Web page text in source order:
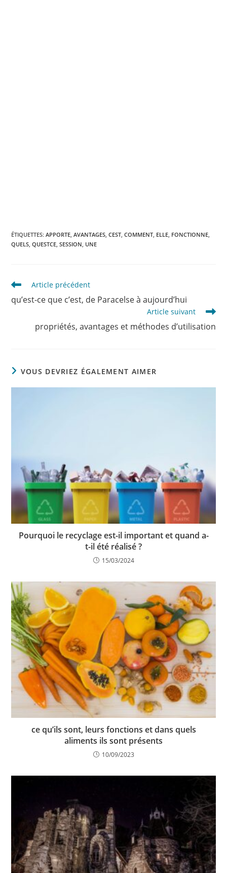
ÉTIQUETTES:APPORTE AVANTAGES CEST COMMENT ELLE FONCTIONNE
QUELS QUESTCE SESSION UNE
Read
articles
Article précédent
qu’est-ce que c’est, de Paracelse à aujourd’hui
Article suivant
propriétés, avantages et méthodes d’utilisation
VOUS DEVRIEZ ÉGALEMENT AIMER
Pourquoi le recyclage est-il important et quand a-
t-il été réalisé ?
15/03/2024
ce qu’ils sont, leurs fonctions et dans quels
aliments ils sont présents
10/09/2023